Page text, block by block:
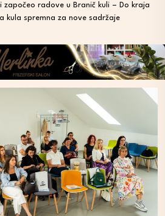
radove u Branič kuli – Do kraja
kula spremna za nove sadržaje